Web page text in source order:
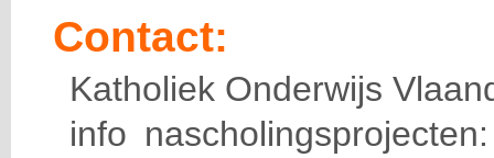
Contact:
Katholiek Onderwijs
info